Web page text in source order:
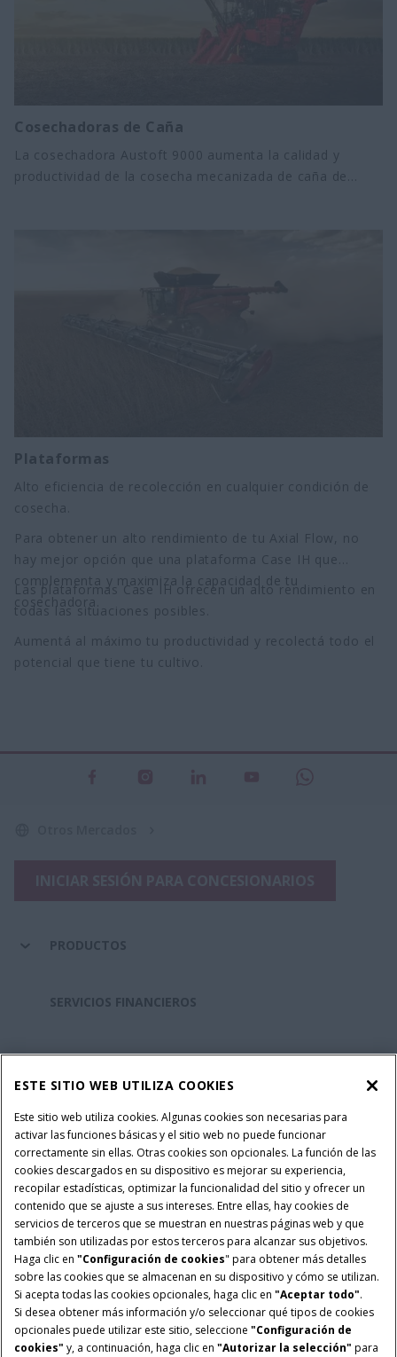
Cosechadoras de Caña
La cosechadora Austoft 9000 aumenta la calidad y
productividad de la cosecha mecanizada de caña de
Plataformas
Alto eficiencia de recolección en cualquier condición de
cosecha.
Para obtener un alto rendimiento de tu Axial Flow, no
hay mejor opción que una plataforma Case IH que
complementa y maximiza la capacidad de tu
cosechadora.
Las plataformas Case IH ofrecen un alto rendimiento en
todas las situaciones posibles.
Aumentá al máximo tu productividad y recolectá todo el
potencial que tiene tu cultivo.
PRODUCTOS
SERVICIOS FINANCIEROS
REPUESTOS Y SERVICIOS
SOBRE CASE IH
Política Integrada QEHS
Politicas de Privacidad
Terminos y Condiciones
Nota Legal
Configuración de cookies
© 2026 CNH Industrial America LLC. All Rights Reserved. Case IH is a
trademark of CNH Industrial America LLC.
ESTE SITIO WEB UTILIZA COOKIES
Este sitio web utiliza cookies. Algunas cookies son necesarias para
activar las funciones básicas y el sitio web no puede funcionar
correctamente sin ellas. Otras cookies son opcionales. La función de las
cookies descargados en su dispositivo es mejorar su experiencia,
recopilar estadísticas, optimizar la funcionalidad del sitio y ofrecer un
contenido que se ajuste a sus intereses. Entre ellas, hay cookies de
servicios de terceros que se muestran en nuestras páginas web y que
también son utilizadas por estos terceros para alcanzar sus objetivos.
Haga clic en "Configuración de cookies" para obtener más detalles
sobre las cookies que se almacenan en su dispositivo y cómo se utilizan.
Si acepta todas las cookies opcionales, haga clic en "Aceptar todo".
Si desea obtener más información y/o seleccionar qué tipos de cookies
opcionales puede utilizar este sitio, seleccione "Configuración de
cookies" y, a continuación, haga clic en "Autorizar la selección" para